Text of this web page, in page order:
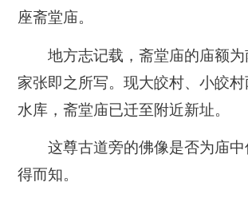
座斋堂庙。
地方志记载，斋堂庙的庙额为
家张即之所写。现大皎村、小皎村
水库，斋堂庙已迁至附近新址。
这尊古道旁的佛像是否为庙中
得而知。